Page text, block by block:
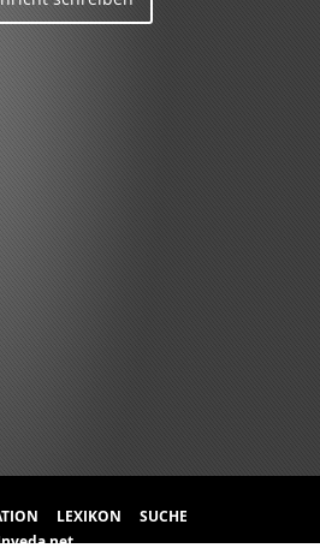
LEXIKON SUCHE